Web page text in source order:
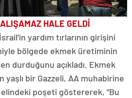
HALE GELDİ
yardım tırlarının girişini
bölgede ekmek üretiminin
durduğunu açıkladı. Ekmek
bir Gazzeli, AA muhabirine
elindeki poşeti göstererek, “Bu